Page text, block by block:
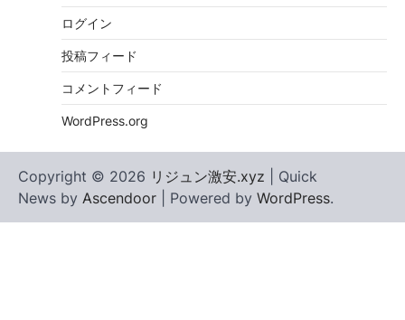
ログイン
投稿フィード
コメントフィード
WordPress.org
Copyright © 2026 リジュン激安.xyz | Quick
News by Ascendoor | Powered by WordPress.